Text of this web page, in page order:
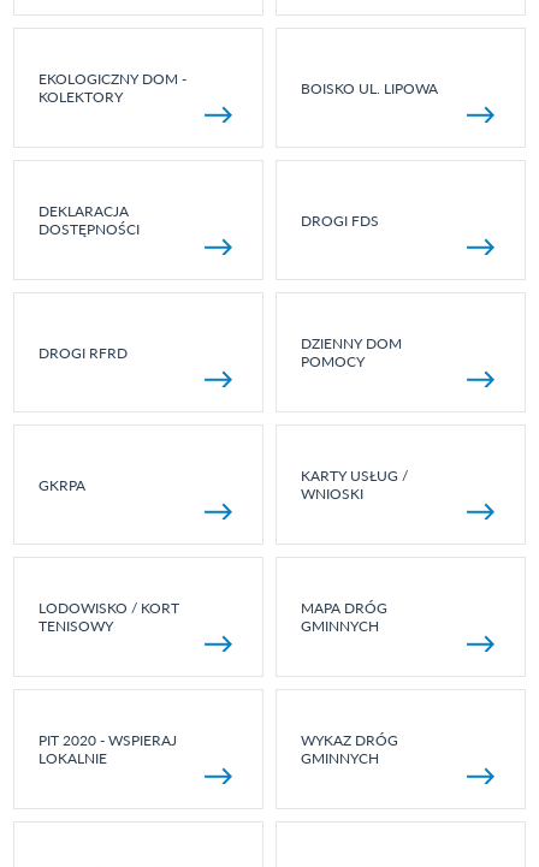
EKOLOGICZNY DOM -
KOLEKTORY
BOISKO UL. LIPOWA
DEKLARACJA
DOSTĘPNOŚCI
DROGI FDS
DROGI RFRD
DZIENNY DOM
POMOCY
GKRPA
KARTY USŁUG /
WNIOSKI
LODOWISKO / KORT
TENISOWY
MAPA DRÓG
GMINNYCH
PIT 2020 - WSPIERAJ
LOKALNIE
WYKAZ DRÓG
GMINNYCH